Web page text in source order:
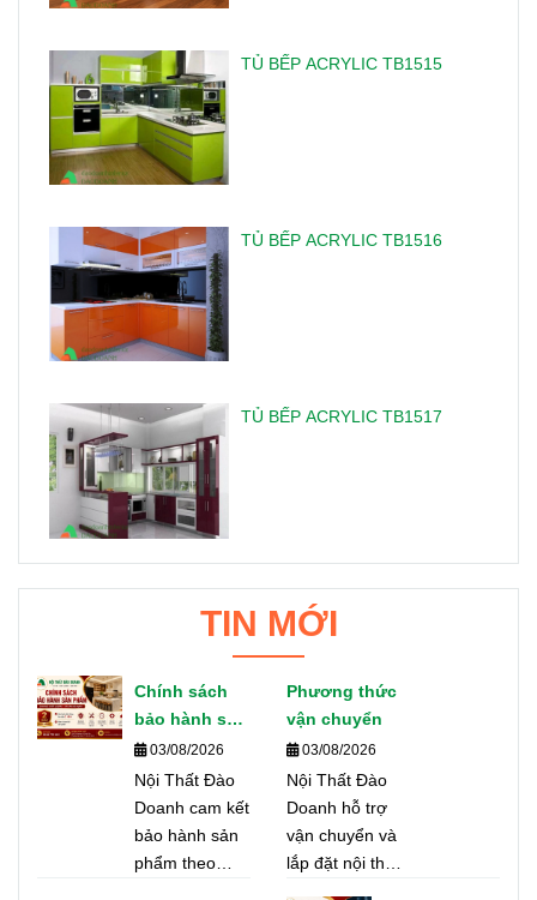
TỦ BẾP ACRYLIC TB1515
TỦ BẾP ACRYLIC TB1516
TỦ BẾP ACRYLIC TB1517
TIN MỚI
Chính sách
bảo hành sản
phẩm
03/08/2026
Nội Thất Đào
Doanh cam kết
bảo hành sản
phẩm theo
Phương thức
vận chuyển
03/08/2026
Nội Thất Đào
Doanh hỗ trợ
vận chuyển và
lắp đặt nội thất,